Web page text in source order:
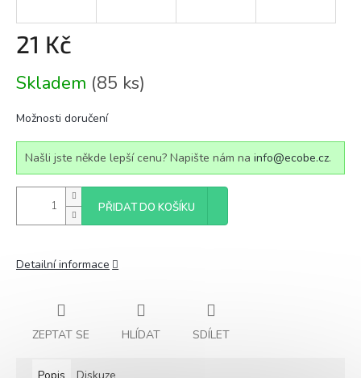
21 Kč
cena:
Skladem (85 ks)
Možnosti doručení
Našli jste někde lepší cenu? Napište nám na info@ecobe.cz.
PŘIDAT DO KOŠÍKU
Detailní informace
ZEPTAT SE HLÍDAT SDÍLET
Popis Diskuze